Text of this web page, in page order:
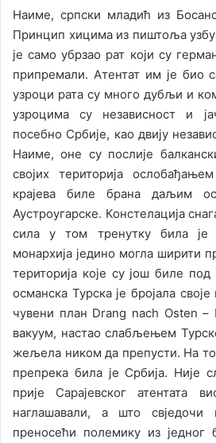
Наиме, српски младић из
Принцип хицима из пиштоља
је само убрзао рат који су
припремали. Атентат им је био
узроци рата су много дубљи и
узроцима су независност и
посебно Србије, као двију
Наиме, оне су послије
својих територија
крајева биле брана даљим
Аустроугарске. Констелација
сила у том тренутку била је
монархија једино могла ширити
територија које су још биле
османска Турска је бројала
чувени план Drang nach Osten –
вакуум, настао слабљењем
жељела ником да препусти. На
препрека била је Србија. Није
прије Сарајевског атентата
наглашавали, а што свједочи
преносећи полемику из једног